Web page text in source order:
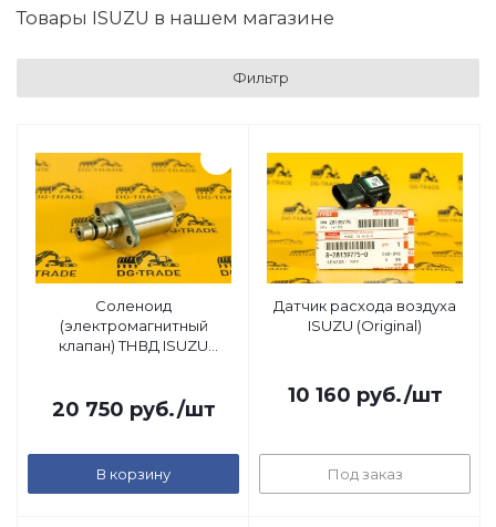
Товары ISUZU в нашем магазине
Фильтр
Соленоид
(электромагнитный
клапан) ТНВД ISUZU
20 750 руб./шт
В корзину
Датчик расхода воздуха
ISUZU (Original)
10 160 руб./шт
Под заказ